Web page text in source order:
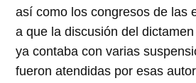
así como los congresos de las
a que la discusión del
ya contaba con varias
fueron atendidas por esas